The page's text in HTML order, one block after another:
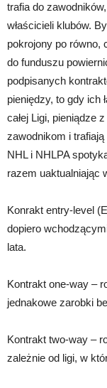
trafia do
właścicieli klubów.
pokrojony po równo,
do funduszu
podpisanych
pieniędzy, to gdy ich
całej Ligi, pieniądze
zawodnikom i
NHL i NHLPA
razem uaktualniając
Konrakt entry-level
dopiero
lata.
Kontrakt one-way –
jednakowe zarobki
Kontrakt two-way –
zależnie od ligi, w